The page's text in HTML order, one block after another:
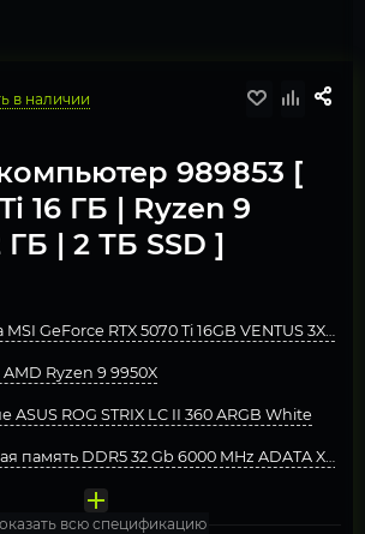
в наличии
989853 [
16 ГБ | Ryzen 9
ГБ | 2 ТБ SSD ]
GeForce RTX 5070 Ti 16GB VENTUS 3X OC
Ryzen 9 9950X
ROG STRIX LC II 360 ARGB White
память DDR5 32 Gb 6000 MHz ADATA XPG
всю спецификацию